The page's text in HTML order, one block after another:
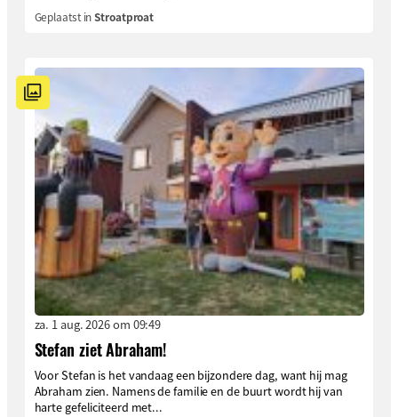
Geplaatst inStroatproat
za. 1 aug. 2026 om 09:49
Stefan ziet Abraham!
Voor Stefan is het vandaag een bijzondere dag, want hij mag
Abraham zien. Namens de familie en de buurt wordt hij van
harte gefeliciteerd met...